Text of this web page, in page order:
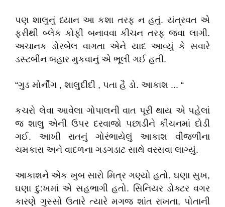
પણ શાલુનું ધ્યાન આ કશા તરફ ન હતું. યંત્રવત એ
ફરીથી બ્લેક કોફી બનાવવા કીચન તરફ જવા લાગી.
અચાનક ડોરબેલ વાગતા એને યાદ આવ્યું કે સવારે
ડસ્ટબીન બહાર મુકવાનું એ ભૂલી ગઈ હતી.
“ગુડ મોર્નીંગ , શાલુદીદી , પતા હૈ ડો. આકાશ ... “
કચરો લેવા આવેલા ગોપાલની વાત પૂરી થાય એ પહેલાં
જ શાલુ એની ઉપર દરવાજો પછાડીને કીચનમાં દોડી
ગઈ. આખી રાતનું ગોરંભાયેલું આકાશ વીજળીના
ચમકારા અને વાદળના ગડગડાટ સાથે વરસવા લાગ્યું.
આકાશને એક ખુબ સારો મિત્ર ગણ્યો હતો. ઘણા સુખ,
ઘણા દુ:ખમાં એ સહભાગી હતો. સિનિયર ડોક્ટર વગર
કારણે ગુસ્સો ઉતારે ત્યારે મગજ શાંત રાખતા, પોતાની